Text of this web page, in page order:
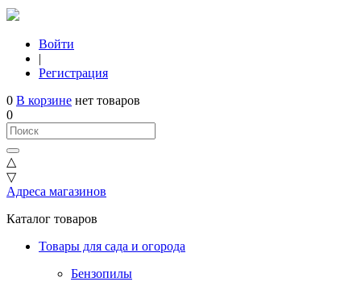
Войти
|
Регистрация
0 В корзине нет товаров
0
△
▽
Адреса магазинов
Каталог товаров
Товары для сада и огорода
Бензопилы